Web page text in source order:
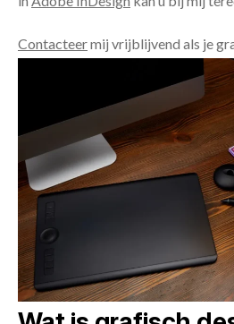
Contacteermij vrijblijvend als je